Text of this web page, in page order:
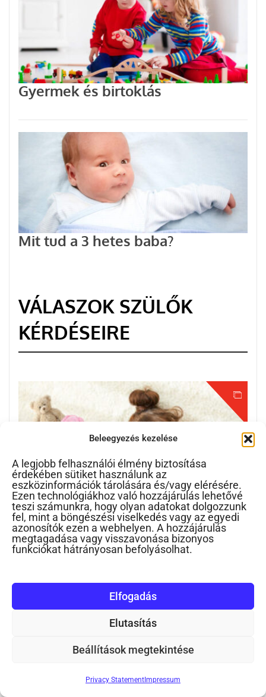
Beleegyezés kezelése
A legjobb felhasználói élmény biztosítása
érdekében sütiket használunk az
eszközinformációk tárolására és/vagy elérésére.
Ezen technológiákhoz való hozzájárulás lehetővé
teszi számunkra, hogy olyan adatokat dolgozzunk
fel, mint a böngészési viselkedés vagy az egyedi
azonosítók ezen a webhelyen. A hozzájárulás
megtagadása vagy visszavonása bizonyos
funkciókat hátrányosan befolyásolhat.
Elfogadás
Elutasítás
Beállítások megtekintése
Privacy Statement Impressum
Gyermek és birtoklás
Mit tud a 3 hetes baba?
VÁLASZOK SZÜLŐK
KÉRDÉSEIRE
Áthozza a játékait
Sok szülő tapasztalja, hogy kisgyermeke amikor
hálószobába, áthozza...